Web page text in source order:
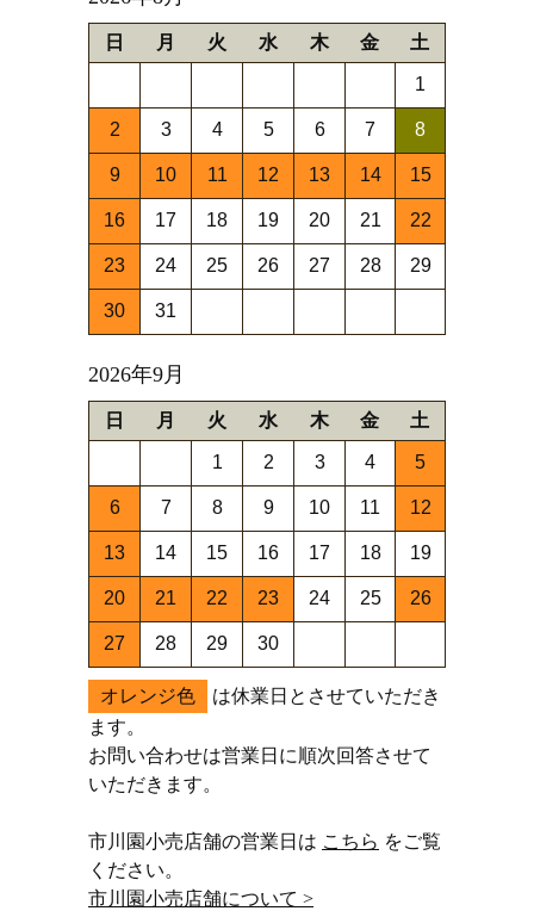
日 月 火 水 木 金 土
1
2 3 4 5 6 7 8
9 10 11 12 13 14 15
16 17 18 19 20 21 22
23 24 25 26 27 28 29
30 31
2026年9月
日 月 火 水 木 金 土
1 2 3 4 5
6 7 8 9 10 11 12
13 14 15 16 17 18 19
20 21 22 23 24 25 26
27 28 29 30
オレンジ色
は休業日とさせていただき
ます。
お問い合わせは営業日に順次回答させて
いただきます。
市川園小売店舗の営業日は こちら をご覧
ください。
市川園小売店舗について >